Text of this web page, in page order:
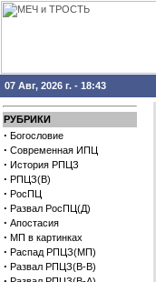
07 Авг, 2026 г. - 18:43
РУБРИКИ
· Богословие
· Современная ИПЦ
· История РПЦЗ
· РПЦЗ(В)
· РосПЦ
· Развал РосПЦ(Д)
· Апостасия
· МП в картинках
· Распад РПЦЗ(МП)
· Развал РПЦЗ(В-В)